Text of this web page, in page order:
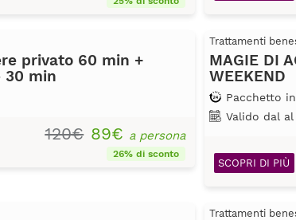
privato 60 min +
30 min
120€ 89€ a persona
26% di sconto
Trattamenti
MAGIE DI
WEEKEND
Pacchetto
Valido dal
SCOPRI DI PIÙ
Trattamenti